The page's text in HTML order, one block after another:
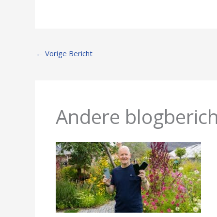
← Vorige Bericht
Andere